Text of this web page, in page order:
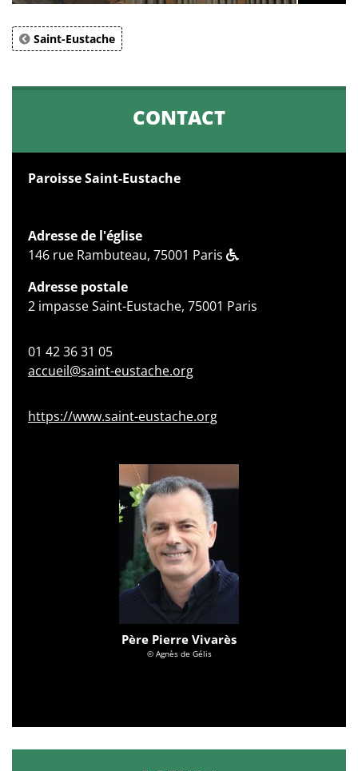
Saint-Eustache
CONTACT
Paroisse Saint-Eustache
Adresse de l'église
146 rue Rambuteau, 75001 Paris
Adresse postale
2 impasse Saint-Eustache, 75001 Paris
01 42 36 31 05
accueil@saint-eustache.org
https://www.saint-eustache.org
Père Pierre Vivarès
© Agnès de Gélis